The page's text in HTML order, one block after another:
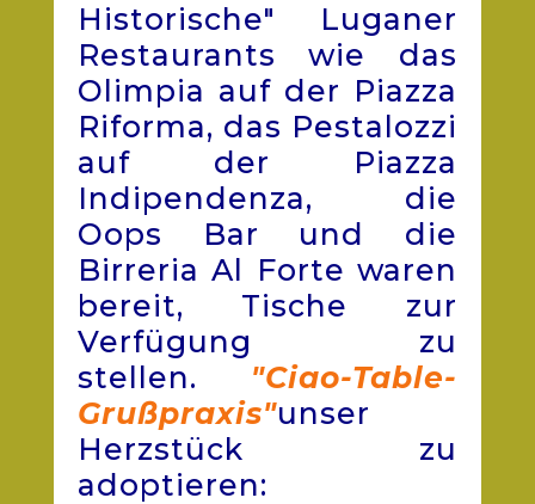
Historische" Luganer
Restaurants wie das
Olimpia auf der Piazza
Riforma, das Pestalozzi
auf der Piazza
Indipendenza, die
Oops Bar und die
Birreria Al Forte waren
bereit, Tische zur
Verfügung zu
stellen. "Ciao-Table-
Grußpraxis"unser
Herzstück zu
adoptieren: